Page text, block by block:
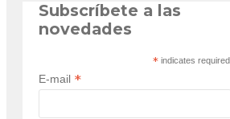
Subscríbete a las
novedades
* indicates required
E-mail *